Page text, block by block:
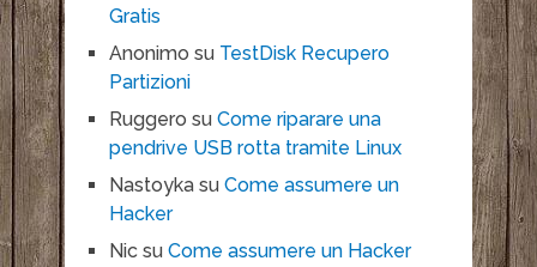
Gratis
Anonimo su TestDisk Recupero
Partizioni
Ruggero su Come riparare una
pendrive USB rotta tramite Linux
Nastoykasu Come assumere un
Hacker
Nicsu Come assumere un Hacker